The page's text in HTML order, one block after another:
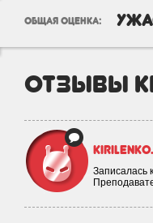
общая оценка:
отзывы
Записалась